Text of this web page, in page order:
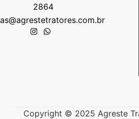
2864
Copyright © 2025 Agreste